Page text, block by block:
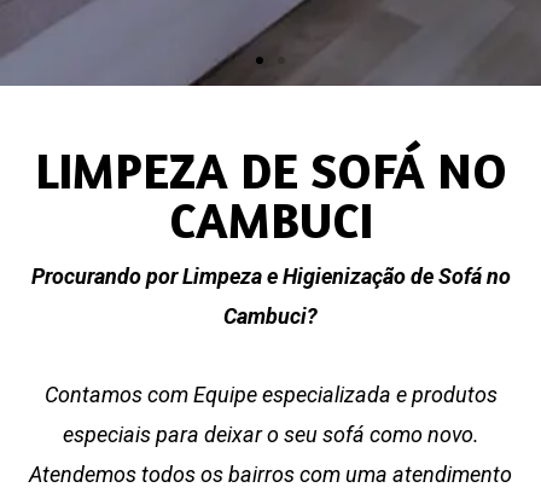
LIMPEZA DE SOFÁ NO
CAMBUCI
Procurando por Limpeza e Higienização de Sofá no
Cambuci?
Contamos com Equipe especializada e produtos
especiais para deixar o seu sofá como novo.
Atendemos todos os bairros com uma atendimento